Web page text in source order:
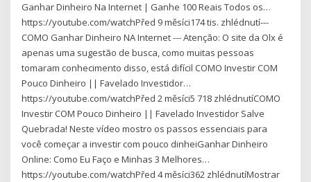
Ganhar Dinheiro Na Internet | Ganhe 100 Reais Todos os…
https://youtube.com/watchPřed 9 měsíci174 tis. zhlédnutí---
COMO Ganhar Dinheiro NA Internet --- Atenção: O site da Olx é
apenas uma sugestão de busca, como muitas pessoas
tomaram conhecimento disso, está difícil COMO Investir COM
Pouco Dinheiro || Favelado Investidor…
https://youtube.com/watchPřed 2 měsíci5 718 zhlédnutíCOMO
Investir COM Pouco Dinheiro || Favelado Investidor Salve
Quebrada! Neste vídeo mostro os passos essenciais para
você começar a investir com pouco dinheiGanhar Dinheiro
Online: Como Eu Faço e Minhas 3 Melhores…
https://youtube.com/watchPřed 4 měsíci362 zhlédnutíMostrar